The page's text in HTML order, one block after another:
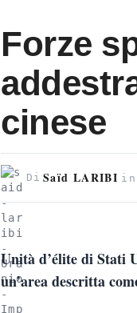
Forze
cinese
Di Saïd LARIBI in
Unità d’élite di Stati
un’area descritta